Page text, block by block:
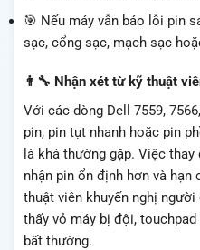
🎯 Nếu máy vẫn báo lỗi pin
sạc, cổng sạc, mạch sạc
👨‍🔧 Nhận xét từ kỹ thuật
Với các dòng Dell 7559,
pin, pin tụt nhanh hoặc pin
là khá thường gặp. Việc
nhận pin ổn định hơn và
thuật viên khuyến nghị
thấy vỏ máy bị đội,
bất thường.